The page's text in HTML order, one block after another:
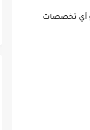
أو أي تخصصات